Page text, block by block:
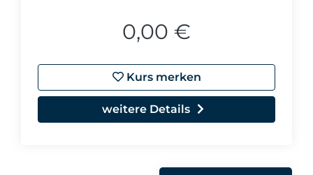
0,00 €
Kurs merken
weitere Details